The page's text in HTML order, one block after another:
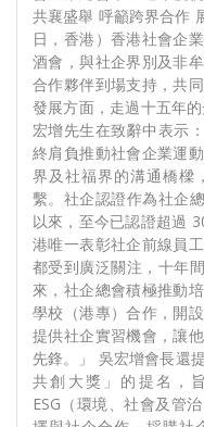
共襄盛舉 呼籲跨界合作
日，香港）香港社會企
酒會，與社企界別及非
合作夥伴到場支持，共
發展方面，走過十五年
宏增先生在致辭中表示
終肩負推動社會企業運
界及社福界的溝通橋樑
繫。社企認證作為社企
以來，至今已認證超過
港唯一表彰社企前線員
都受到廣泛關注，十年
來，社企總會積極推動
學校（港專）合作，開
提供社企實習機會，讓
先鋒。」 吳宏增會長還
共創大獎」的提名，
ESG（環境、社會及管